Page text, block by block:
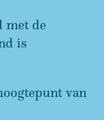
met de
is
van